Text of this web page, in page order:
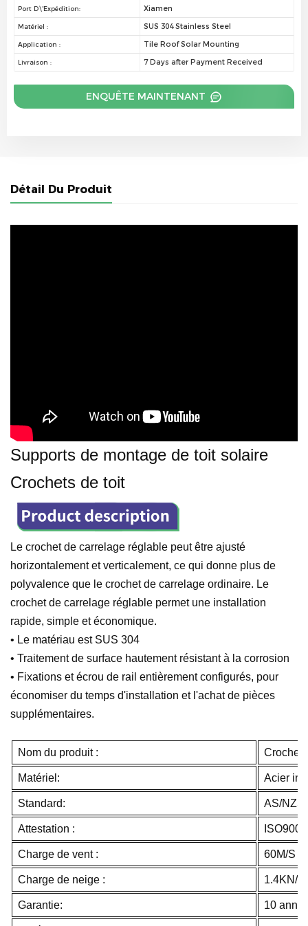
Port D\'expédition: Xiamen
Matériel : SUS 304 Stainless Steel
Application : Tile Roof Solar Mounting
Livraison : 7 Days after Payment Received
ENQUÊTE MAINTENANT
Détail Du Produit
Supports de montage de toit solaire
Crochets de toit
Le crochet de carrelage réglable peut être ajusté
horizontalement et verticalement, ce qui donne plus de
polyvalence que le crochet de carrelage ordinaire. Le
crochet de carrelage réglable permet une installation
rapide, simple et économique.
• Le matériau est SUS 304
• Traitement de surface hautement résistant à la corrosion
• Fixations et écrou de rail entièrement configurés, pour
économiser du temps d'installation et l'achat de pièces
supplémentaires.
Nom du produit : Crochet
Matériel: Acier
Standard: AS/NZS
Attestation :
Charge de vent : 60M/S
Charge de neige : 1.4KN/
Garantie: 10